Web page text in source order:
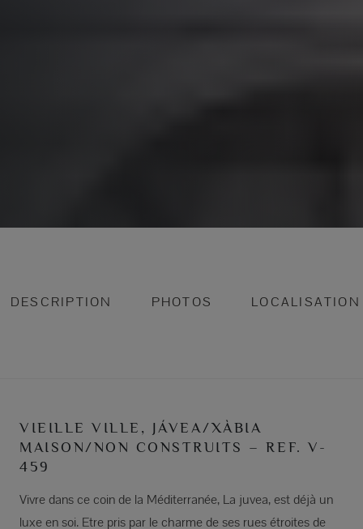
DESCRIPTION PHOTOS LOCALISATION
VIEILLE VILLE, JÁVEA/XÀBIA
MAISON/NON CONSTRUITS – REF. V-
459
Vivre dans ce coin de la Méditerranée, La juvea, est déjà un
luxe en soi. Etre pris par le charme de ses rues étroites de